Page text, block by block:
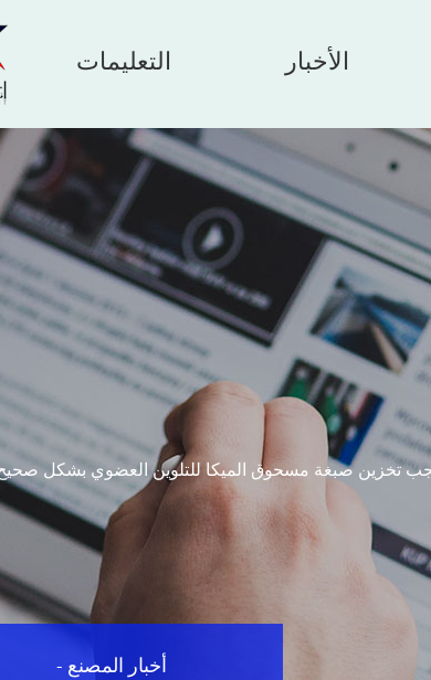
التعليمات الأخبار
تخزين صبغة مسحوق الميكا للتلوين العضوي بشكل صحيح
- أخبار المصنع